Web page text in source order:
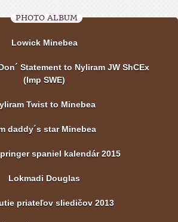
PHOTO ALBUM
Lowick Minebea
Statement to Nyliram JW ShCEx
(Imp SWE)
Twist to Minebea
daddy´s star Minebea
spaniel kalendár 2015
Lokmadi Douglas
priateľov sliedičov 2013